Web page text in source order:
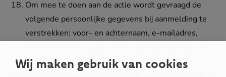
Om mee te doen aan de actie wordt gevraagd de
volgende persoonlijke gegevens bij aanmelding te
verstrekken: voor- en achternaam, e-mailadres,
branche.
Wij maken gebruik van cookies